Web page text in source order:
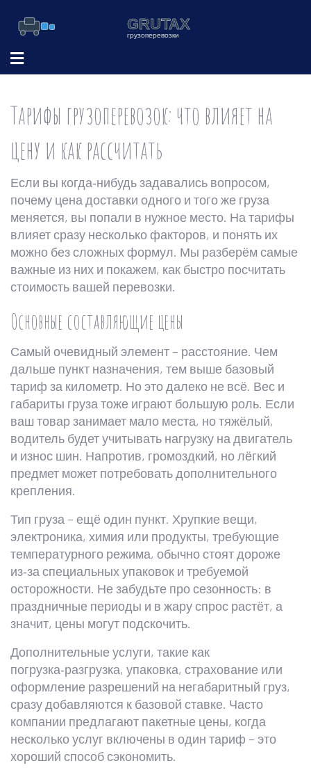
Тарифы грузоперевозок: что влияет на
цену и как рассчитать
Если вы когда‑нибудь задавались вопросом,
почему цена доставки одного и того же груза
меняется, вы попали в нужное место. На тарифы
влияет сразу несколько факторов, и понять их
можно без сложных формул. Мы разберём самые
важные из них и покажем, как быстро посчитать
стоимость вашей перевозки.
Основные составляющие цены
Самый очевидный элемент – расстояние. Чем
дальше пункт назначения, тем выше базовый
тариф за километр. Но это далеко не всё. Вес и
габариты груза тоже играют большую роль. Если
ваш товар занимает мало места, но тяжёлый,
водитель будет учитывать нагрузку на двигатель
и износ шин. Напротив, громоздкий, но лёгкий
предмет может потребовать дополнительного
крепления.
Тип груза – ещё один пункт. Хрупкие вещи,
электроника, химия или продукты, требующие
температурного режима, обычно стоят дороже
из‑за специальных упаковок и требуемой
осторожности. Не забудьте про сезонность: в
праздничные периоды и в жару спрос растёт, а
значит, цены могут подскочить.
Дополнительные услуги, такие как
погрузка‑разгрузка, упаковка, страхование или
оформление разрешений на негабаритный груз,
сразу добавляются к базовой ставке. Часто
компании предлагают пакетные цены, когда
несколько услуг включены в один тариф – это
хороший способ сэкономить.